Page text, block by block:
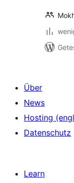
Über
News
Hosting
Datenschutz
Learn